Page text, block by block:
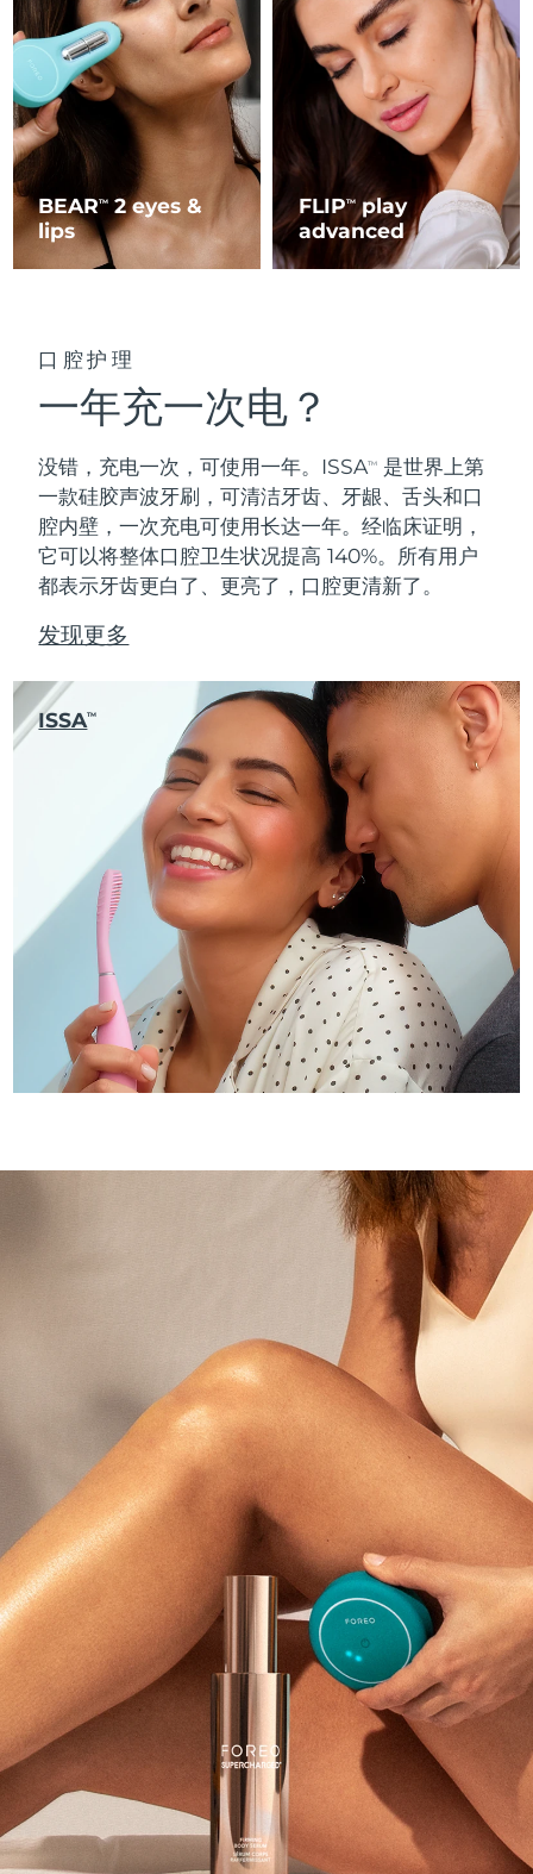
BEARTM
2 eyes &
lips
FLIPTMplay
advanced
口腔护理
一年充一次电？
没错，充电一次，可使用一年。ISSATM
是世界上第
一款硅胶声波牙刷，可清洁牙齿、牙龈、舌头和口
腔内壁，一次充电可使用长达一年。经临床证明，
它可以将整体口腔卫生状况提高 140%。所有用户
都表示牙齿更白了、更亮了，口腔更清新了。
发现更多
ISSATM